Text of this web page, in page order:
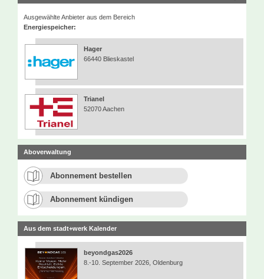
Ausgewählte Anbieter aus dem Bereich
Energiespeicher:
Hager
66440 Blieskastel
Trianel
52070 Aachen
Aboverwaltung
Abonnement bestellen
Abonnement kündigen
Aus dem stadt+werk Kalender
beyondgas2026
8.-10. September 2026, Oldenburg